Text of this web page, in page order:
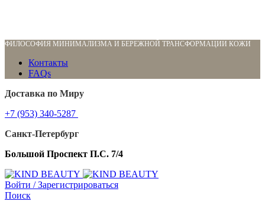
ФИЛОСОФИЯ МИНИМАЛИЗМА И БЕРЕЖНОЙ ТРАНСФОРМАЦИИ КОЖИ
Контакты
FAQs
Доставка по Миру
+7 (953) 340-5287
Санкт-Петербург
Большой Проспект П.С. 7/4
Войти / Зарегистрироваться
Поиск